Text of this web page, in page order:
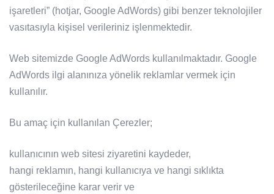
işaretleri” (hotjar, Google AdWords) gibi benzer teknolojiler
vasıtasıyla kişisel verileriniz işlenmektedir.
Web sitemizde Google AdWords kullanılmaktadır. Google
AdWords ilgi alanınıza yönelik reklamlar vermek için
kullanılır.
Bu amaç için kullanılan Çerezler;
kullanıcının web sitesi ziyaretini kaydeder,
hangi reklamın, hangi kullanıcıya ve hangi sıklıkta
gösterileceğine karar verir ve